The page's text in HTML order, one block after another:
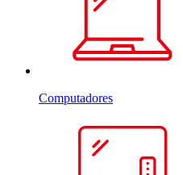
Computadores